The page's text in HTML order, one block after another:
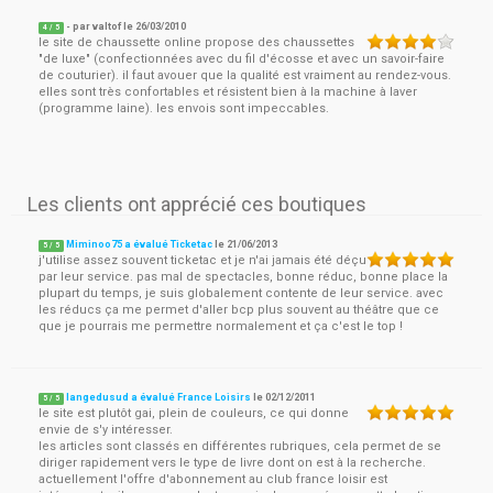
4 / 5 - parvaltofle 26/03/2010
le site de chaussette online propose des chaussettes
"de luxe" (confectionnées avec du fil d'écosse et avec un savoir-faire
de couturier). il faut avouer que la qualité est vraiment au rendez-vous.
elles sont très confortables et résistent bien à la machine à laver
(programme laine). les envois sont impeccables.
Les clients ont apprécié ces boutiques
5 / 5 Miminoo75 a évalué Ticketac le 21/06/2013
j'utilise assez souvent ticketac et je n'ai jamais été déçu
par leur service. pas mal de spectacles, bonne réduc, bonne place la
plupart du temps, je suis globalement contente de leur service. avec
les réducs ça me permet d'aller bcp plus souvent au théâtre que ce
que je pourrais me permettre normalement et ça c'est le top !
5 / 5 langedusud a évalué France Loisirs le02/12/2011
le site est plutôt gai, plein de couleurs, ce qui donne
envie de s'y intéresser.
les articles sont classés en différentes rubriques, cela permet de se
diriger rapidement vers le type de livre dont on est à la recherche.
actuellement l'offre d'abonnement au club france loisir est